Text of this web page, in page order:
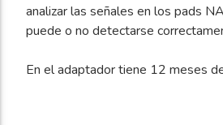
analizar las señales en los pads
puede o no detectarse
En el adaptador tiene 12 meses